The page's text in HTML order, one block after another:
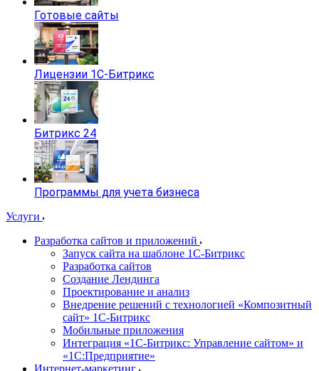
Готовые сайты
Лицензии 1С-Битрикс
Битрикс 24
Программы для учета бизнеса
Услуги
Разработка сайтов и приложений
Запуск сайта на шаблоне 1С-Битрикс
Разработка сайтов
Создание Лендинга
Проектирование и анализ
Внедрение решений с технологией «Композитный
сайт» 1С-Битрикс
Мобильные приложения
Интеграция «1С-Битрикс: Управление сайтом» и
«1С:Предприятие»
Интернет-маркетинг